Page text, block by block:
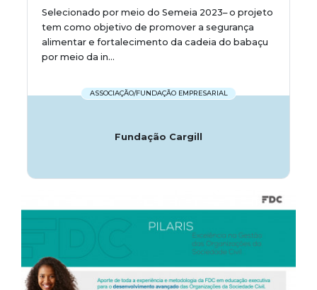
Selecionado por meio do Semeia 2023– o projeto
tem como objetivo de promover a segurança
alimentar e fortalecimento da cadeia do babaçu
por meio da in...
ASSOCIAÇÃO/FUNDAÇÃO EMPRESARIAL
Fundação Cargill